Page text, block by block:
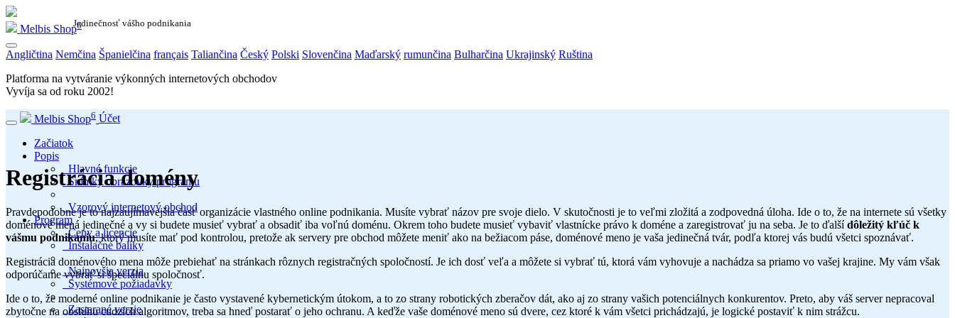
Jedinečnosť vášho podnikania
Melbis Shop6
Angličtina Nemčina Španielčina français Taliančina Český Polski Slovenčina Maďarský rumunčina Bulharčina Ukrajinský Ruština
Platforma na vytváranie výkonných internetových obchodov
Vyvíja sa od roku 2002!
Melbis Shop6 Účet
Začiatok
Popis
Hlavné funkcie
Snímky obrazovky programu
Vzorový internetový obchod
Program
Ceny a licencie
Inštalačné balíky
Najnovšia verzia
Systémové požiadavky
Zastarané verzie
Registrácia domény
Pravdepodobne je to najzaujímavejšia časť organizácie vlastného online podnikania. Musíte vybrať názov pre svoje dielo. V skutočnosti je to veľmi zložitá a zodpovedná úloha. Ide o to, že na internete sú všetky
doménové mená jedinečné a vy si budete musieť vybrať a obsadiť iba voľnú doménu. Okrem toho budete musieť vybaviť vlastnícke právo k doméne a zaregistrovať ju na seba. Je to ďalšídôležitý kľúč k
vášmu podnikaniu, ktorý musíte mať pod kontrolou, pretože ak servery pre obchod môžete meniť ako na bežiacom páse, doménové meno je vaša jedinečná tvár, podľa ktorej vás budú všetci spoznávať.
Registrácia doménového mena môže prebiehať na stránkach rôznych registračných spoločností. Je ich dosť veľa a môžete si vybrať tú, ktorá vám vyhovuje a nachádza sa priamo vo vašej krajine. My vám však
odporúčame vybrať si špeciálnu spoločnosť.
Ide o to, že moderné online podnikanie je často vystavené kybernetickým útokom, a to zo strany robotických zberačov dát, ako aj zo strany vašich potenciálnych konkurentov. Preto, aby váš server nepracoval
zbytočne na obsluhu cudzích algoritmov, treba sa hneď postarať o jeho ochranu. A keďže vaše doménové meno sú dvere, cez ktoré k vám všetci prichádzajú, je logické postaviť k nim strážcu.